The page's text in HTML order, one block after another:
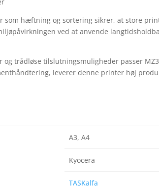
hæftning og sortering sikrer, at store
ved at anvende
trådløse tilslutningsmuligheder passer
leverer denne printer høj
A3, A4
Kyocera
TASKalfa